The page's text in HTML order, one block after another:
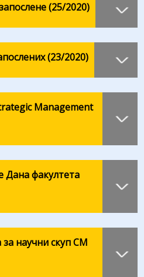
(25/2020)
(23/2020)
Management
Дана факултета
научни скуп СМ